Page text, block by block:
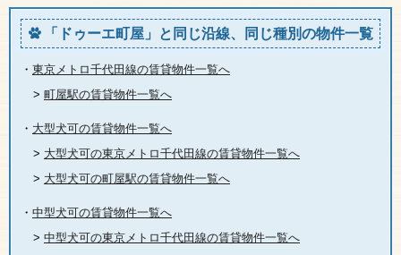
「ドゥーエ町屋」と同じ沿線、同じ種別の物件一覧
・ 東京メトロ千代田線の賃貸物件一覧へ
> 町屋駅の賃貸物件一覧へ
・ 大型犬可の賃貸物件一覧へ
> 大型犬可の東京メトロ千代田線の賃貸物件一覧へ
> 大型犬可の町屋駅の賃貸物件一覧へ
・ 中型犬可の賃貸物件一覧へ
> 中型犬可の東京メトロ千代田線の賃貸物件一覧へ